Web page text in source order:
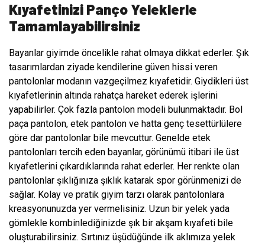
Kıyafetinizi Panço Yeleklerle
Tamamlayabilirsiniz
Bayanlar giyimde öncelikle rahat olmaya dikkat ederler. Şık
tasarımlardan ziyade kendilerine güven hissi veren
pantolonlar modanın vazgeçilmez kıyafetidir. Giydikleri üst
kıyafetlerinin altında rahatça hareket ederek işlerini
yapabilirler. Çok fazla pantolon modeli bulunmaktadır. Bol
paça pantolon, etek pantolon ve hatta genç tesettürlülere
göre dar pantolonlar bile mevcuttur. Genelde etek
pantolonları tercih eden bayanlar, görünümü itibari ile üst
kıyafetlerini çıkardıklarında rahat ederler. Her renkte olan
pantolonlar şıklığınıza şıklık katarak spor görünmenizi de
sağlar. Kolay ve pratik giyim tarzı olarak pantolonlara
kreasyonunuzda yer vermelisiniz. Uzun bir yelek yada
gömlekle kombinlediğinizde şık bir akşam kıyafeti bile
oluşturabilirsiniz. Sırtınız üşüdüğünde ilk aklımıza yelek